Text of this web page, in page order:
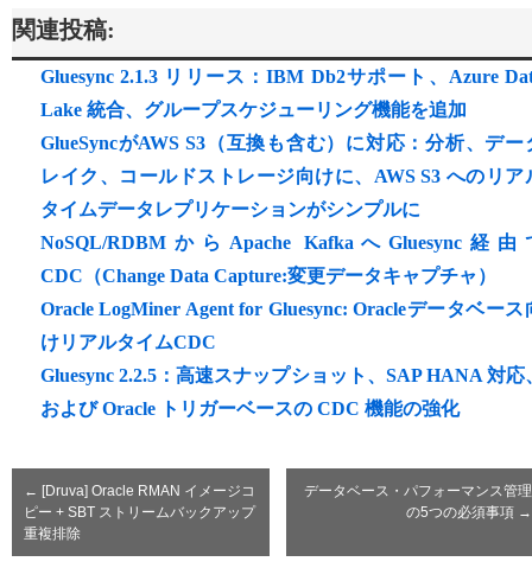
関連投稿:
Gluesync 2.1.3 リリース：IBM Db2サポート、Azure
Lake 統合、グループスケジューリング機能を追加
GlueSyncがAWS S3（互換も含む）に対応：分析、デー
レイク、コールドストレージ向けに、AWS S3 へのリア
タイムデータレプリケーションがシンプルに
NoSQL/RDBMからApache KafkaへGluesync経由
CDC（Change Data Capture:変更データキャプチャ）
Oracle LogMiner Agent for Gluesync: Oracleデータベース
けリアルタイムCDC
Gluesync 2.2.5：高速スナップショット、SAP HANA 対応
および Oracle トリガーベースの CDC 機能の強化
← [Druva] Oracle RMAN イメージコ
ピー + SBT ストリームバックアップ
重複排除
データベース・パフォーマンス管理
の5つの必須事項 →